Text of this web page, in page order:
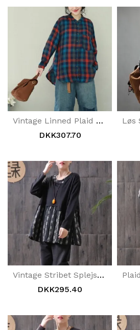
Vintage Linned Plaid Skjorte
DKK307.70
Vintage Stribet Splejset Langærmet Bluse
DKK295.40